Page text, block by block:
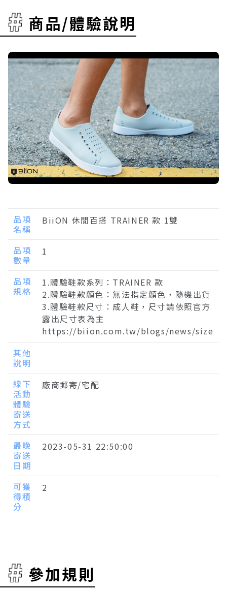
商品/體驗說明
品項
名稱
BiiON 休閒百搭 TRAINER 款 1雙
品項
數量
1
品項
規格
1.體驗鞋款系列：TRAINER 款
2.體驗鞋款顏色：無法指定顏色，隨機出貨
3.體驗鞋款尺寸：成人鞋，尺寸請依照官方
露出尺寸表為主
https://biion.com.tw/blogs/news/size
其他
說明
線下
活動
體驗
寄送
方式
廠商郵寄/宅配
最晚
寄送
日期
2023-05-31 22:50:00
可獲
得積
分
2
參加規則